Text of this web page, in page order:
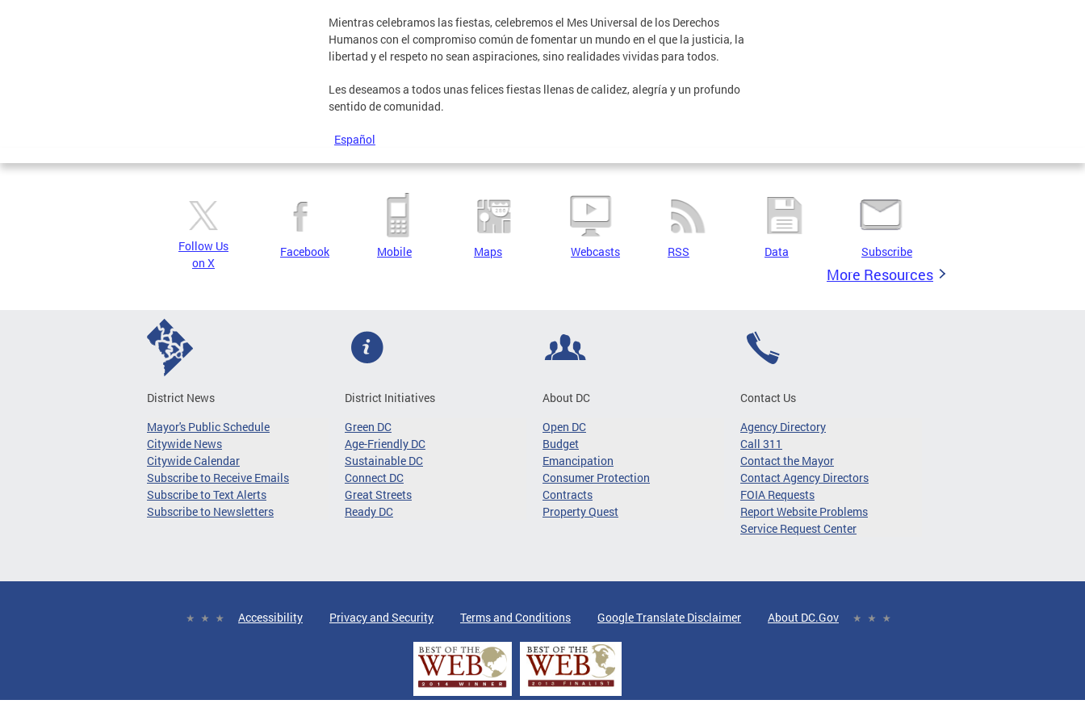
Mientras celebramos las fiestas, celebremos el Mes Universal de los Derechos
Humanos con el compromiso común de fomentar un mundo en el que la justicia, la
libertad y el respeto no sean aspiraciones, sino realidades vividas para todos.
Les deseamos a todos unas felices fiestas llenas de calidez, alegría y un profundo
sentido de comunidad.
Español
Follow Us
on X
Facebook Mobile Maps Webcasts RSS Data Subscribe
More Resources
District News
Mayor's Public Schedule
Citywide News
Citywide Calendar
Subscribe to Receive Emails
Subscribe to Text Alerts
Subscribe to Newsletters
District Initiatives
Green DC
Age-Friendly DC
Sustainable DC
Connect DC
Great Streets
Ready DC
About DC
Open DC
Budget
Emancipation
Consumer Protection
Contracts
Property Quest
Contact Us
Agency Directory
Call 311
Contact the Mayor
Contact Agency Directors
FOIA Requests
Report Website Problems
Service Request Center
Accessibility Privacy and Security Terms and Conditions Google Translate Disclaimer About DC.Gov